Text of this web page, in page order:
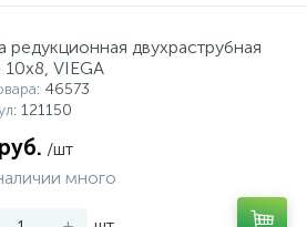
редукционная двухраструбная
10х8, VIEGA
: 46573
: 121150
/шт
много